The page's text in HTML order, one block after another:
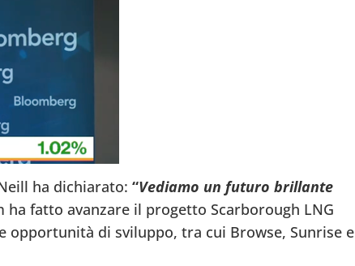
ha dichiarato: “Vediamo un futuro brillante
ha fatto avanzare il progetto Scarborough LNG
di sviluppo, tra cui Browse, Sunrise e